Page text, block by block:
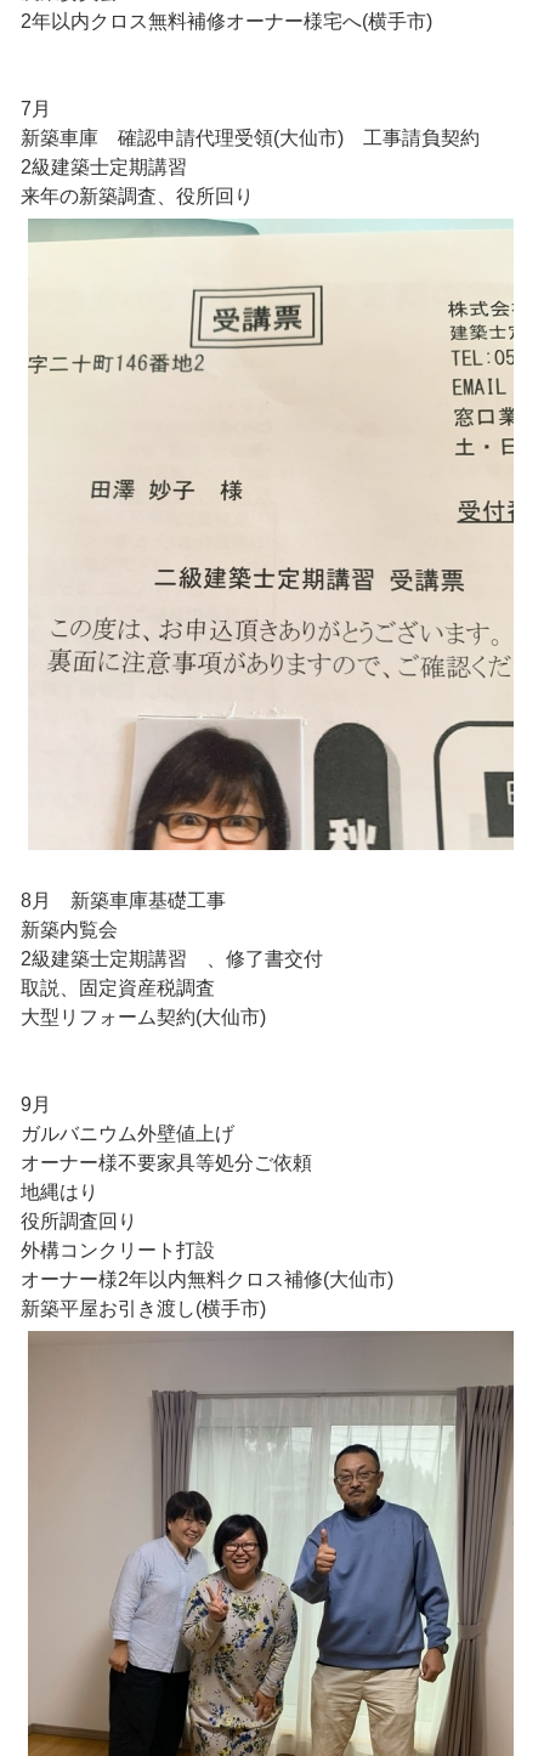
2年以内クロス無料補修オーナー様宅へ(横手市)
7月
新築車庫 確認申請代理受領(大仙市) 工事請負契約
2級建築士定期講習
来年の新築調査、役所回り
8月 新築車庫基礎工事
新築内覧会
2級建築士定期講習 、修了書交付
取説、固定資産税調査
大型リフォーム契約(大仙市)
9月
ガルバニウム外壁値上げ
オーナー様不要家具等処分ご依頼
地縄はり
役所調査回り
外構コンクリート打設
オーナー様2年以内無料クロス補修(大仙市)
新築平屋お引き渡し(横手市)